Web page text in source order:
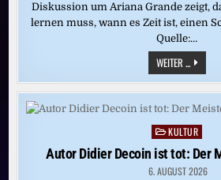
Diskussion um Ariana Grande zeigt,
lernen muss, wann es Zeit ist, einen
Quelle:…
WEITER ...ARIANA
GRANDE:
LASST
SIE
IN
RUHE
Posted
in
KULTUR
Autor Didier Decoin ist tot: Der
6. AUGUST 2026